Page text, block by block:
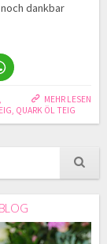
dankbar
MEHR LESEN
,
, QUARK ÖL TEIG